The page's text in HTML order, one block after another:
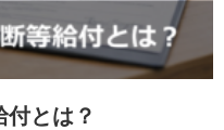
とは？